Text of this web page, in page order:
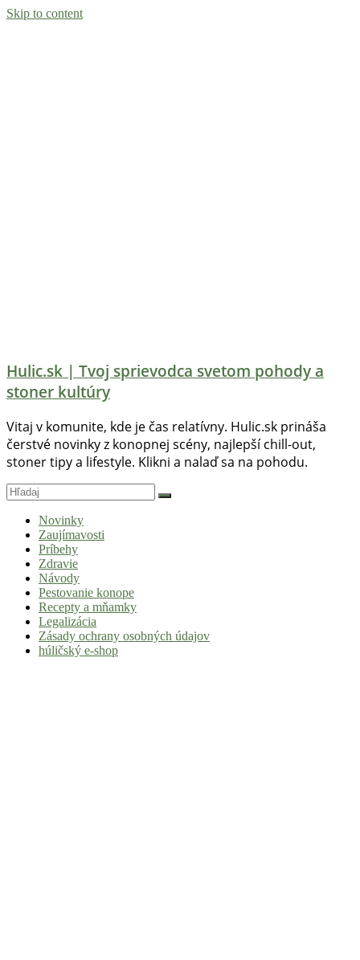
Skip to content
Hulic.sk | Tvoj sprievodca svetom pohody a
stoner kultúry
Vitaj v komunite, kde je čas relatívny. Hulic.sk prináša
čerstvé novinky z konopnej scény, najlepší chill-out,
stoner tipy a lifestyle. Klikni a nalaď sa na pohodu.
Novinky
Zaujímavosti
Príbehy
Zdravie
Návody
Pestovanie konope
Recepty a mňamky
Legalizácia
Zásady ochrany osobných údajov
húličský e-shop